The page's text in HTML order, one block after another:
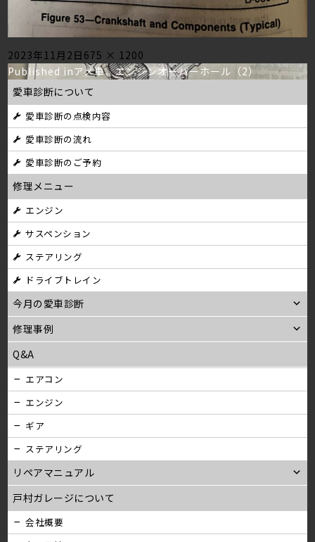
Posted
on
2023年11月2日 Full
size
675 × 1200
投
稿
ナ
ビ
ゲ
ー
シ
ョ
ン
Published inアメ車、エンジンオーバーホール（2）
愛車診断について
愛車診断の点検内容
愛車診断の流れ
愛車診断のご予約
修理メニュー
エンジン
サスペンション
ステアリング
ドライブトレイン
今月の愛車診断
修理事例
Q&A
エアコン
エンジン
ギア
ステアリング
リペアマニュアル
戸村ガレージについて
会社概要